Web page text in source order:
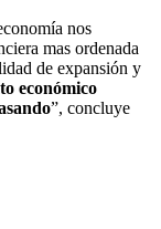
nos
mas ordenada
de expansión y
económico
”, concluye